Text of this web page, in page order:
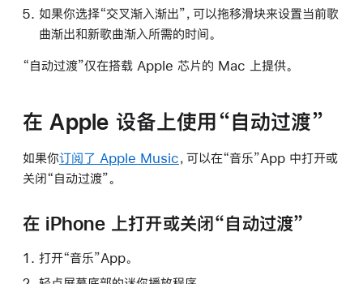
如果你选择“交叉渐入渐出”，可以拖移滑块来设置当前歌
曲渐出和新歌曲渐入所需的时间。
“自动过渡”仅在搭载 Apple 芯片的 Mac 上提供。
在 Apple 设备上使用“自动过渡”
如果你订阅了 Apple Music，可以在“音乐”App 中打开或
关闭“自动过渡”。
在 iPhone 上打开或关闭“自动过渡”
打开“音乐”App。